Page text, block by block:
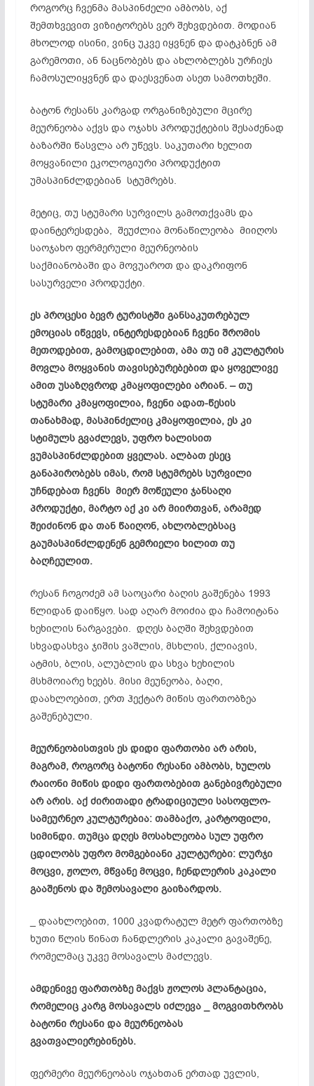
როგორც ჩვენმა მასპინძელი ამბობს, აქ
შემთხვევით ვიზიტორებს ვერ შეხვდებით. მოდიან
მხოლოდ ისინი, ვინც უკვე იყვნენ და დატკბნენ ამ
გარემოთი, ან ნაცნობებს და ახლობლებს ურჩიეს
ჩამოსულიყვნენ და დაესვენათ ასეთ სამოთხეში.
ბატონ რესანს კარგად ორგანიზებული მცირე
მეურნეობა აქვს და ოჯახს პროდუქტების შესაძენად
ბაზარში წასვლა არ უწევს. საკუთარი ხელით
მოყვანილი ეკოლოგიური პროდუქტით
უმასპინძლდებიან სტუმრებს.
მეტიც, თუ სტუმარი სურვილს გამოთქვამს და
დაინტერესდება, შეუძლია მონაწილეობა მიიღოს
საოჯახო ფერმერული მეურნეობის
საქმიანობაში და მოვუაროთ და დაკრიფონ
სასურველი პროდუქტი.
ეს პროცესი ბევრ ტურისტში განსაკუთრებულ
ემოციას იწვევს, ინტერესდებიან ჩვენი შრომის
მეთოდებით, გამოცდილებით, ამა თუ იმ კულტურის
მოვლა მოყვანის თავისებურებებით და ყოველივე
ამით უსაზღვროდ კმაყოფილები არიან. – თუ
სტუმარი კმაყოფილია, ჩვენი ადათ-წესის
თანახმად, მასპინძელიც კმაყოფილია, ეს კი
სტიმულს გვაძლევს, უფრო ხალისით
ვუმასპინძლდებით ყველას. ალბათ ესეც
განაპირობებს იმას, რომ სტუმრებს სურვილი
უჩნდებათ ჩვენს მიერ მოწეული ჯანსაღი
პროდუქტი, მარტო აქ კი არ მიირთვან, არამედ
შეიძინონ და თან წაიღონ, ახლობლებსაც
გაუმასპინძლდენენ გემრიელი ხილით თუ
ბაღჩეულით.
რესან ჩოგოძემ ამ საოცარი ბაღის გაშენება 1993
წლიდან დაიწყო. სად აღარ მოიძია და ჩამოიტანა
ხეხილის ნარგავები. დღეს ბაღში შეხვდებით
სხვადასხვა ჯიშის ვაშლის, მსხლის, ქლიავის,
ატმის, ბლის, ალუბლის და სხვა ხეხილის
მსხმოიარე ხეებს. მისი მეუნეობა, ბაღი,
დაახლოებით, ერთ ჰექტარ მიწის ფართობზეა
გაშენებული.
მეურნეობისთვის ეს დიდი ფართობი არ არის,
მაგრამ, როგორც ბატონი რესანი ამბობს, ხულოს
რაიონი მიწის დიდი ფართობებით განებივრებული
არ არის. აქ ძირითადი ტრადიციული სასოფლო-
სამეურნეო კულტურებია: თამბაქო, კარტოფილი,
სიმინდი. თუმცა დღეს მოსახლეობა სულ უფრო
ცდილობს უფრო მომგებიანი კულტურები: ლურჯი
მოცვი, ჟოლო, მწვანე მოცვი, ჩენდლერის კაკალი
გააშენოს და შემოსავალი გაიზარდოს.
_ დაახლოებით, 1000 კვადრატულ მეტრ ფართობზე
ხუთი წლის წინათ ჩანდლერის კაკალი გავაშენე,
რომელმაც უკვე მოსავალს მაძლევს.
ამდენივე ფართობზე მაქვს ჟოლოს პლანტაცია,
რომელიც კარგ მოსავალს იძლევა _ მოგვითხრობს
ბატონი რესანი და მეურნეობას
გვათვალიერებინებს.
ფერმერი მეურნეობას ოჯახთან ერთად უვლის,